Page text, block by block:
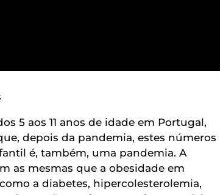
5 aos 11 anos de idade em Portugal,
depois da pandemia, estes números
é, também, uma pandemia. A
as mesmas que a obesidade em
a diabetes, hipercolesterolemia,